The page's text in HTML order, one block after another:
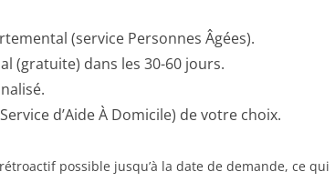
(service Personnes Âgées).
(gratuite) dans les 30-60 jours.
d’Aide À Domicile) de votre choix.
possible jusqu’à la date de demande, ce qui